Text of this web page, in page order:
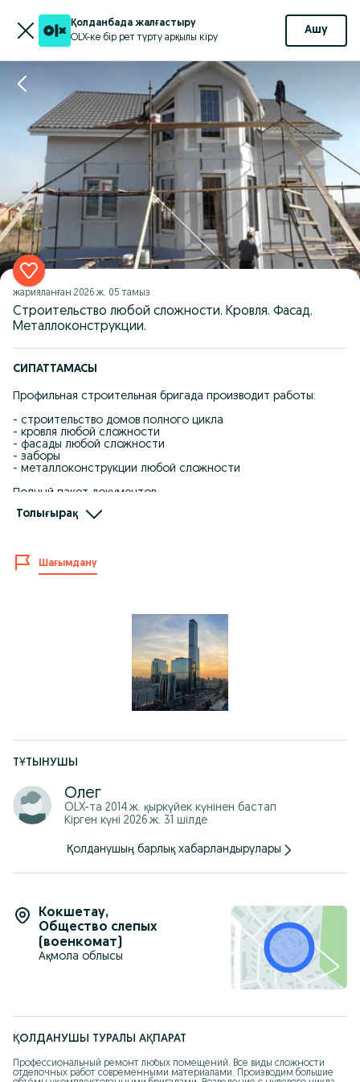
Қолданбада жалғастыру
OLX-ке бір рет түрту арқылы кіру
Ашу
жарияланған 2026 ж. 05 тамыз
Строительство любой сложности. Кровля. Фасад.
Металлоконструкции.
СИПАТТАМАСЫ
Профильная строительная бригада производит работы:
- строительство домов полного цикла
- кровля любой сложности
- фасады любой сложности
- заборы
- металлоконструкции любой сложности
Полный пакет документов.
Гарантия на произведенные работы.
Дипломированный штат сотрудников.
Реализация в срок!
https://www.instagram.com/ip_mercury_?
WhatsApp: https://wa.me/77786630000
2 ГИС: https://2gis.kz/kokshetau/geo/70000001083347869
Толығырақ
Шағымдану
ТҰТЫНУШЫ
Олег
OLX-та 2014 ж. қыркүйек күнінен бастап
Кірген күні 2026 ж. 31 шілде
Қолданушың барлық хабарландырулары
Кокшетау,
Общество слепых
(военкомат)
Ақмола облысы
ҚОЛДАНУШЫ ТУРАЛЫ АҚПАРАТ
Профессиональный ремонт любых помещений. Все виды сложности
отделочных работ современными материалами. Производим большие